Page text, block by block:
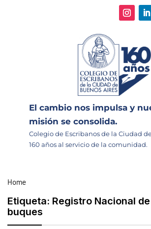
El cambio nos impulsa y
misión se consolida.
Colegio de Escribanos de la Ciudad
160 años al servicio de la comunidad.
Home
Etiqueta: Registro Nacional de
buques